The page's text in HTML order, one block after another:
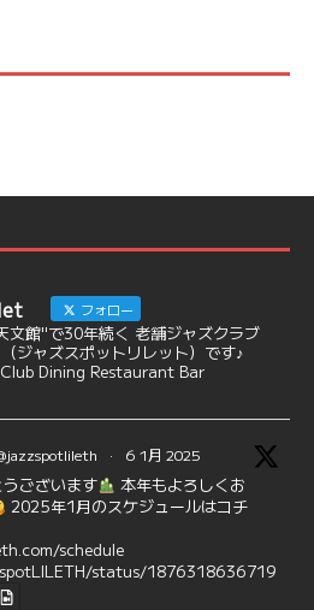
フォロー
文館"で30年続く 老舗ジャズクラブ
ジャズスポットリレット）です♪
Dining Restaurant Bar
· 6 1月 2025
ございます
本年もよろしくお
2025年1月のスケジュールはコチ
schedule
status/1876318636719